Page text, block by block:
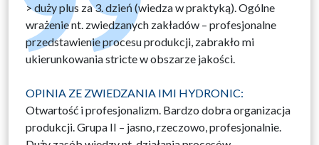
> duży plus za 3. dzień (wiedza w praktyką). Ogólne
wrażenie nt. zwiedzanych zakładów – profesjonalne
przedstawienie procesu produkcji, zabrakło mi
ukierunkowania stricte w obszarze jakości.
OPINIA ZE ZWIEDZANIA IMI HYDRONIC:
Otwartość i profesjonalizm. Bardzo dobra organizacja
produkcji. Grupa II – jasno, rzeczowo, profesjonalnie.